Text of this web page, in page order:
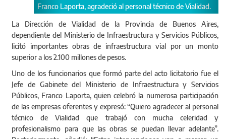
importancia de la ejecución de obra pública en la Provincia.
La Dirección de Vialidad de la Provincia de Buenos Aires,
dependiente del Ministerio de Infraestructura y Servicios Públicos,
licitó importantes obras de infraestructura vial por un monto
superior a los 2.100 millones de pesos.
Uno de los funcionarios que formó parte del acto licitatorio fue el
Jefe de Gabinete del Ministerio de Infraestructura y Servicios
Públicos, Franco Laporta, quien celebró la numerosa participación
de las empresas oferentes y expresó: “Quiero agradecer al personal
técnico de Vialidad que trabajó con mucha celeridad y
profesionalismo para que las obras se puedan llevar adelante”.